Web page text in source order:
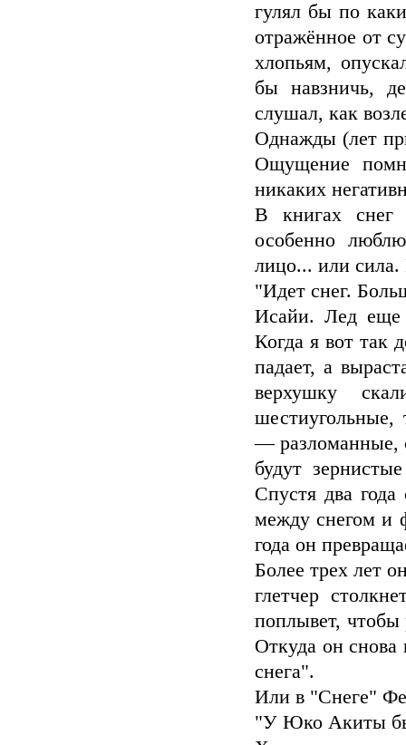
гулял бы по
отражённое от
хлопьям,
бы навзничь,
слушал, как
Однажды (лет
Ощущение
никаких
В книгах снег
особенно
лицо... или
"Идет снег.
Исайи. Лед еще
Когда я вот так
падает, а
верхушку
шестиугольные,
— разломанные,
будут
Спустя два
между снегом и
года он
Более трех лет
глетчер
поплывет, чтобы
Откуда он снова
снега".
Или в "Снеге"
"У Юко Акиты